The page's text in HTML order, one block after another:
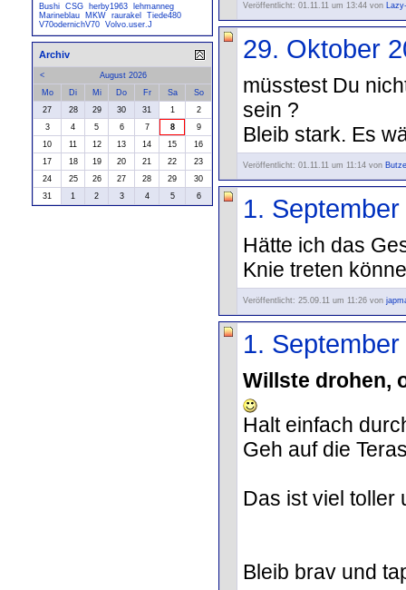
Veröffentlicht: 01.11.11 um 13:44 von
29. Oktober
müsstest Du
sein ?
Bleib stark. Es
Veröffentlicht: 01.11.11 um 11:14 von
1. September
Hätte ich das
Knie treten
Veröffentlicht: 25.09.11 um 11:26 von
1. September
Willste drohen,
Halt einfach
Geh auf die
Das ist viel toller
Bleib brav und
Bushi CSG herby1963
lehmanneg
Marineblau
MKW raurakel
Tiede480
V70odernichV70 Volvo.user.J
Archiv
<
August 2026
Mo
Di Mi Do Fr Sa
So
27
28 29 30 31 1
2
3
4 5 6 7 8
9
10
11 12 13 14 15
16
17
18 19 20 21 22
23
24
25 26 27 28 29
30
31
1 2 3 4 5 6